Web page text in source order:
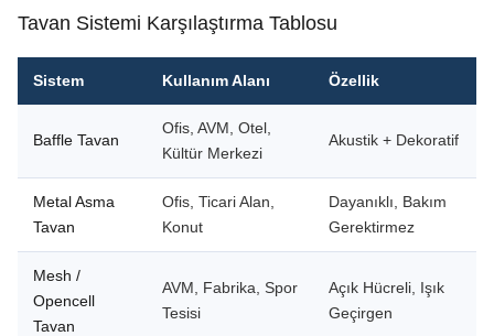
Tavan Sistemi Karşılaştırma Tablosu
Sistem Kullanım Alanı Özellik
Baffle Tavan
Ofis, AVM, Otel,
Kültür Merkezi
Akustik + Dekoratif
Metal Asma
Tavan
Ofis, Ticari Alan,
Konut
Dayanıklı, Bakım
Gerektirmez
Mesh /
Opencell
Tavan
AVM, Fabrika, Spor
Tesisi
Açık Hücreli, Işık
Geçirgen